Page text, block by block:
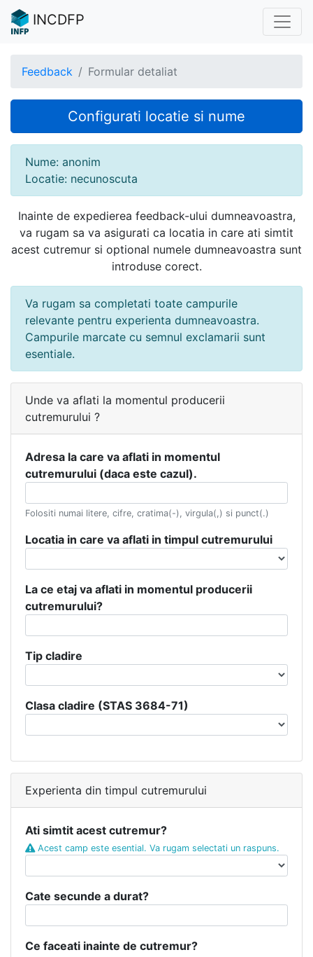
INCDFP
Feedback Formular detaliat
Configurati locatie si nume
Nume: anonim
Locatie: necunoscuta
Inainte de expedierea feedback-ului dumneavoastra,
va rugam sa va asigurati ca locatia in care ati simtit
acest cutremur si optional numele dumneavoastra sunt
introduse corect.
Va rugam sa completati toate campurile
relevante pentru experienta dumneavoastra.
Campurile marcate cu semnul exclamarii sunt
esentiale.
Unde va aflati la momentul producerii
cutremurului ?
Adresa la care va aflati in momentul
cutremurului (daca este cazul).
Folositi numai litere, cifre, cratima(-), virgula(,) si punct(.)
Locatia in care va aflati in timpul cutremurului
La ce etaj va aflati in momentul producerii
cutremurului?
Tip cladire
Clasa cladire (STAS 3684-71)
Experienta din timpul cutremurului
Ati simtit acest cutremur?
Acest camp este esential. Va rugam selectati un raspuns.
Cate secunde a durat?
Ce faceati inainte de cutremur?